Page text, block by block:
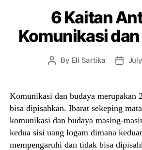
6 Kaitan
Komunikasi
Post
By Eli Sartika
Post
Komunikasi dan budaya merupakan
bisa dipisahkan. Ibarat sekeping
komunikasi dan budaya masing-
kedua sisi uang logam dimana
mempengaruhi dan tidak bisa